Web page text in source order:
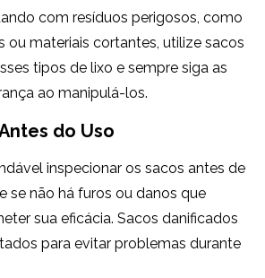
com resíduos perigosos, como
ou materiais cortantes, utilize sacos
tipos de lixo e sempre siga as
ao manipulá-los.
do Uso
inspecionar os sacos antes de
se não há furos ou danos que
sua eficácia. Sacos danificados
para evitar problemas durante